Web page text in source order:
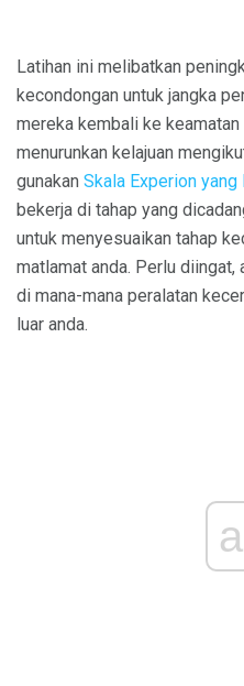
Latihan ini melibatkan
kecondongan untuk jangka
mereka kembali ke
menurunkan kelajuan
gunakan Skala Experion
bekerja di tahap yang
untuk menyesuaikan tahap
matlamat anda. Perlu diingat,
di mana-mana peralatan
luar anda.